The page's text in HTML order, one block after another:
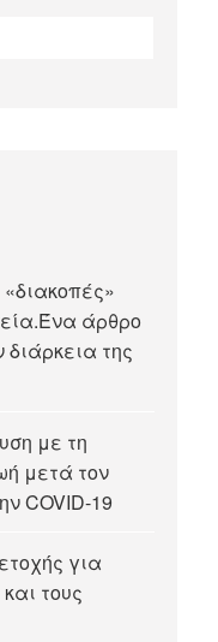
άρθρο
της
με τη
μετά τον
COVID-19
για
τους